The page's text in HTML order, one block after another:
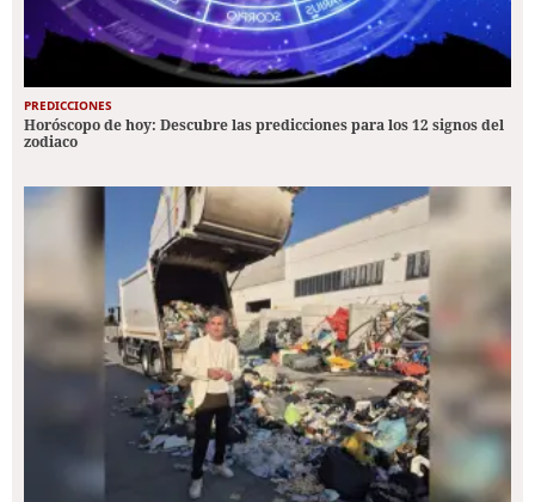
PREDICCIONES
Horóscopo de hoy: Descubre las predicciones para los 12 signos del
zodiaco